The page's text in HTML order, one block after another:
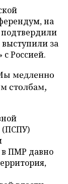
на
выступили за
с Россией.
медленно
столбам,
(ПСПУ)
в ПМР давно